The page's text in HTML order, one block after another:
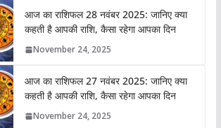
आज का राशिफल 28 नवंबर 2025: जानिए क्या
कहती है आपकी राशि, कैसा रहेगा आपका दिन
November 24, 2025
आज का राशिफल 27 नवंबर 2025: जानिए क्या
कहती है आपकी राशि, कैसा रहेगा आपका दिन
November 24, 2025